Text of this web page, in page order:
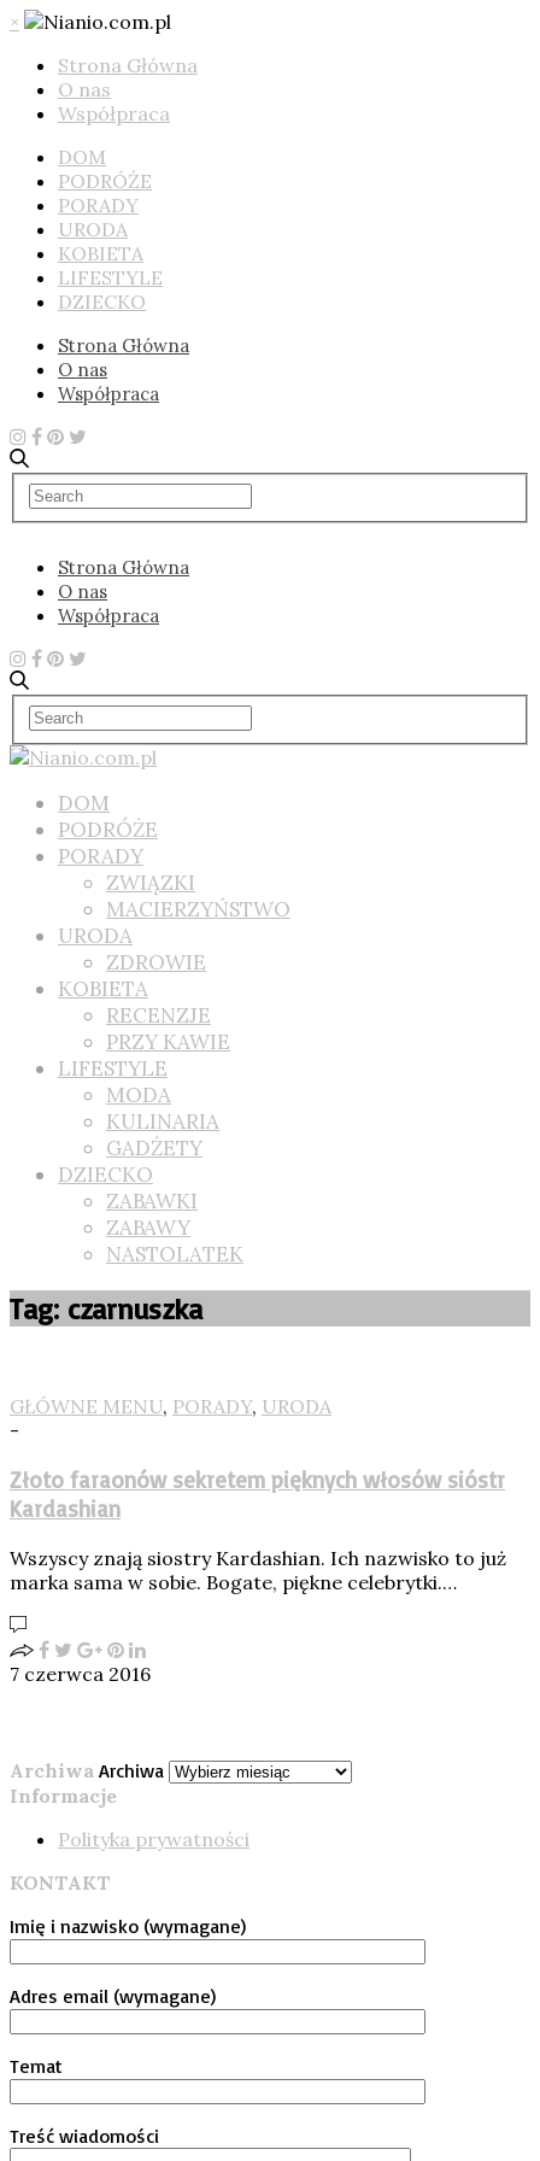
×
Strona Główna
O nas
Współpraca
DOM
PODRÓŻE
PORADY
URODA
KOBIETA
LIFESTYLE
DZIECKO
Strona Główna
O nas
Współpraca
Strona Główna
O nas
Współpraca
DOM
PODRÓŻE
PORADY
ZWIĄZKI
MACIERZYŃSTWO
URODA
ZDROWIE
KOBIETA
RECENZJE
PRZY KAWIE
LIFESTYLE
MODA
KULINARIA
GADŻETY
DZIECKO
ZABAWKI
ZABAWY
NASTOLATEK
Tag: czarnuszka
GŁÓWNE MENU, PORADY, URODA
-
Złoto faraonów sekretem pięknych włosów sióstr
Kardashian
Wszyscy znają siostry Kardashian. Ich nazwisko to już
marka sama w sobie. Bogate, piękne celebrytki.…
7 czerwca 2016
Archiwa Archiwa
Informacje
Polityka prywatności
KONTAKT
Imię i nazwisko (wymagane)
Adres email (wymagane)
Temat
Treść wiadomości